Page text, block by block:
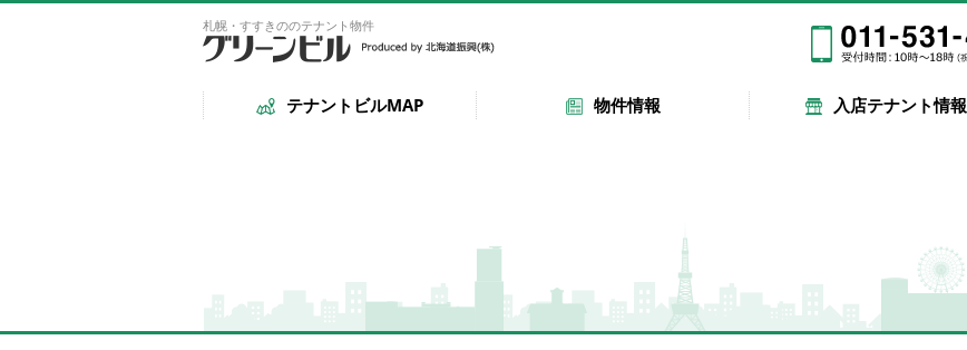
札幌・すすきののテナント物件
テナントビルMAP 物件情報 入店テナント情報